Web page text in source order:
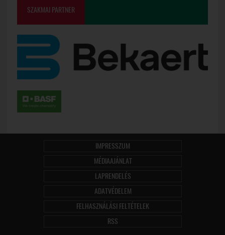
SZAKMAI PARTNER
IMPRESSZUM
MÉDIAAJÁNLAT
LAPRENDELÉS
ADATVÉDELEM
FELHASZNÁLÁSI FELTÉTELEK
RSS